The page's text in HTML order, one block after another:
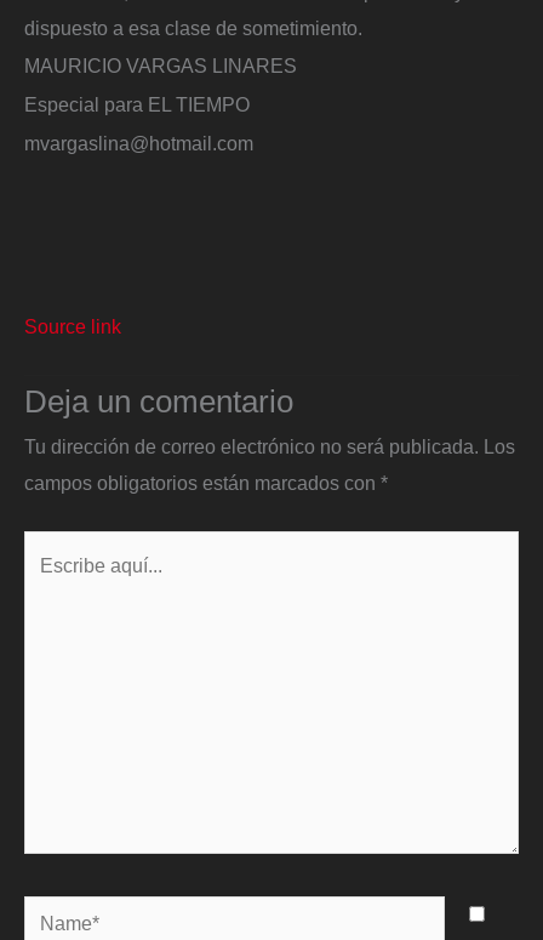
dispuesto a esa clase de sometimiento.
MAURICIO VARGAS LINARES
Especial para EL TIEMPO
mvargaslina@hotmail.com
Source link
Deja un comentario
Tu dirección de correo electrónico no será publicada. Los
campos obligatorios están marcados con *
Name*